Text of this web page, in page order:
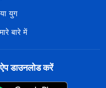
युग
बारे में
ऐप डाउनलोड करें